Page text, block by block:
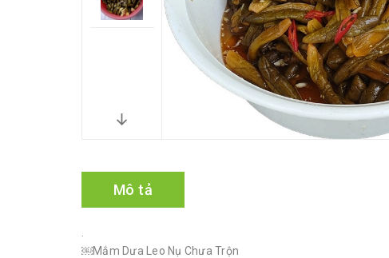
Mô tả
￼Mắm Dưa Leo Nụ Chưa Trộn